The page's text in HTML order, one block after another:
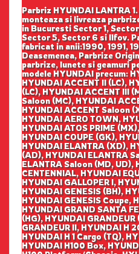
Parbriz HYUNDAI LANTRA
monteaza si livreaza
in Bucuresti Sector 1,
Sector 5, Sector 6 si Ilfov.
fabricat in anii:1990, 1991,
Deasemenea, Parbrize
parbrize, lunete si geamuri
modele HYUNDAI precum:
HYUNDAI ACCENT II (LC),
(LC), HYUNDAI ACCENT III
Saloon (MC), HYUNDAI
HYUNDAI ACCENT Saloon
HYUNDAI AERO TOWN,
HYUNDAI ATOS PRIME
HYUNDAI COUPE (GK),
HYUNDAI ELANTRA (XD),
(AD), HYUNDAI ELANTRA
ELANTRA Saloon (MD, UD),
CENTENNIAL, HYUNDAI
HYUNDAI GALLOPER I,
HYUNDAI GENESIS (BH),
HYUNDAI GENESIS Coupe,
HYUNDAI GRAND SANTA
(HG), HYUNDAI
GRANDEUR II, HYUNDAI H
HYUNDAI H 1 Cargo (TQ),
HYUNDAI H100 Box,